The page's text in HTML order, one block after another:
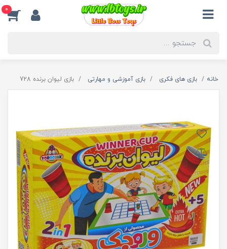
0
خانه بازی های فکری بازی آموزشی و مهارتی بازی لیوان برنده 728